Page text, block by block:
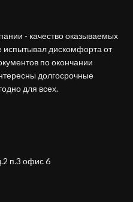
- качество оказываемых
испытывал дискомфорта от
по окончании
долгосрочные
для всех.
п.3 офис 6